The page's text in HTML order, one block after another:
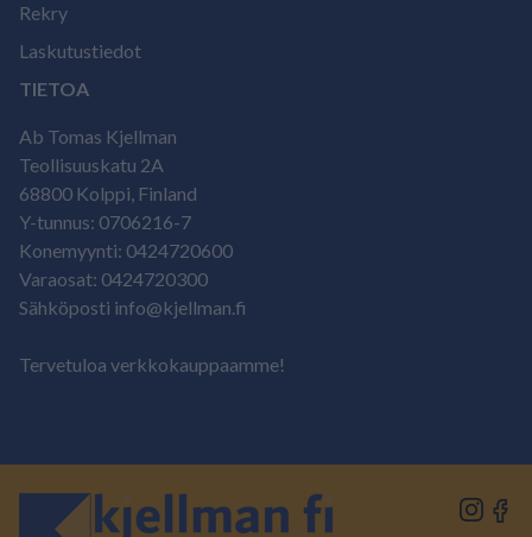
Rekry
Laskutustiedot
TIETOA
Ab Tomas Kjellman
Teollisuuskatu 2A
68800 Kolppi, Finland
Y-tunnus: 0706216-7
Konemyynti: 0424720600
Varaosat: 0424720300
Sähköposti info@kjellman.fi
Tervetuloa verkkokauppaamme!